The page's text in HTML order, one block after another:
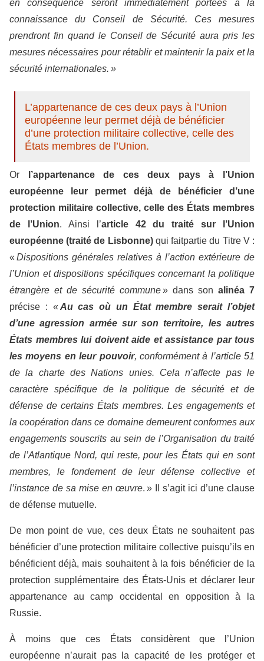
en conséquence seront immédiatement portées à la
connaissance du Conseil de Sécurité. Ces mesures
prendront fin quand le Conseil de Sécurité aura pris les
mesures nécessaires pour rétablir et maintenir la paix et la
sécurité internationales. »
L’appartenance de ces deux pays à l’Union
européenne leur permet déjà de bénéficier
d’une protection militaire collective, celle des
États membres de l’Union.
Or
l’appartenance de ces deux pays à l’Union
européenne leur permet déjà de bénéficier d’une
protection militaire collective, celle des États membres
de l’Union. Ainsi l’article 42 du traité sur l’Union
européenne (traité de Lisbonne) qui faitpartie du Titre V :
« Dispositions générales relatives à l’action extérieure de
l’Union et dispositions spécifiques concernant la politique
étrangère et de sécurité commune» dans son alinéa 7
précise : « Au cas où un État membre serait l’objet
d’une agression armée sur son territoire, les autres
États membres lui doivent aide et assistance par tous
les moyens en leur pouvoir, conformément à l’article 51
de la charte des Nations unies. Cela n’affecte pas le
caractère spécifique de la politique de sécurité et de
défense de certains États membres. Les engagements et
la coopération dans ce domaine demeurent conformes aux
engagements souscrits au sein de l’Organisation du traité
de l’Atlantique Nord, qui reste, pour les États qui en sont
membres, le fondement de leur défense collective et
l’instance de sa mise en œuvre. » Il s’agit ici d’une clause
de défense mutuelle.
De mon point de vue, ces deux États ne souhaitent pas
bénéficier d’une protection militaire collective puisqu’ils en
bénéficient déjà, mais souhaitent à la fois bénéficier de la
protection supplémentaire des États-Unis et déclarer leur
appartenance au camp occidental en opposition à la
Russie.
À moins que ces États considèrent que l’Union
européenne n’aurait pas la capacité de les protéger et